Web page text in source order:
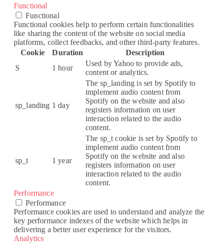
Functional
Functional
Functional cookies help to perform certain functionalities
like sharing the content of the website on social media
platforms, collect feedbacks, and other third-party features.
Cookie
Duration
Description
S
1 hour
Used by Yahoo to provide ads,
content or analytics.
sp_landing 1 day
The sp_landing is set by Spotify to
implement audio content from
Spotify on the website and also
registers information on user
interaction related to the audio
content.
sp_t 1 year
The sp_t cookie is set by Spotify to
implement audio content from
Spotify on the website and also
registers information on user
interaction related to the audio
content.
Performance
Performance
Performance cookies are used to understand and analyze the
key performance indexes of the website which helps in
delivering a better user experience for the visitors.
Analytics